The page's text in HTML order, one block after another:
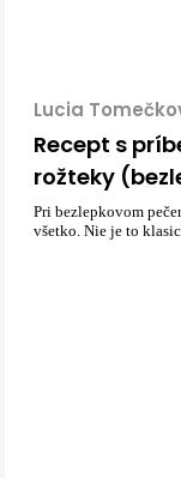
Lucia
Recept s
rožteky
Pri bezlepkovom
všetko. Nie je to